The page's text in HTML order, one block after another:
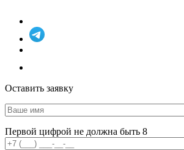
Оставить заявку
Первой цифрой не должна быть 8